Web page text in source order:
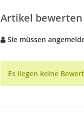
Artikel bewerten
Sie müssen
Es liegen keine